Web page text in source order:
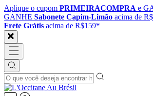
Aplique o cupom PRIMEIRACOMPRA e
GANHE Sabonete Capim-Limão acima de
Frete Grátis acima de R$159*